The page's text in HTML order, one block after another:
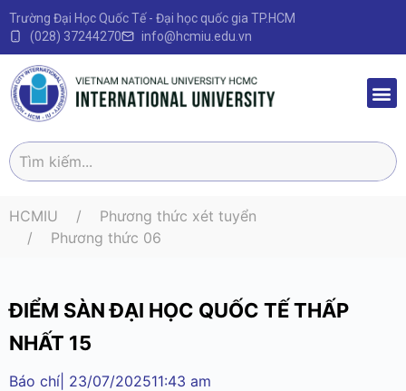
Trường Đại Học Quốc Tế - Đại học quốc gia TP.HCM
(028) 37244270
info@hcmiu.edu.vn
HCMIU
Phương thức xét tuyển
Phương thức 06
ĐIỂM SÀN ĐẠI HỌC QUỐC TẾ THẤP
NHẤT 15
Báo chí 23/07/202511:43 am